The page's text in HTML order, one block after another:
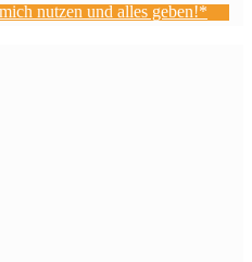
nutzen und alles geben!*